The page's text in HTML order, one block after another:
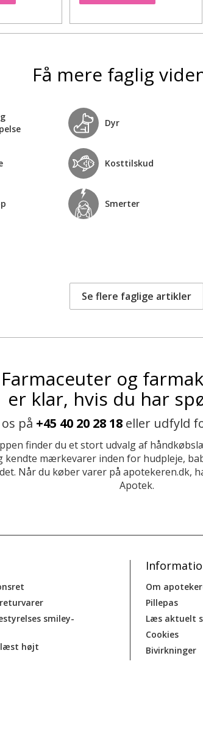
Få mere faglig
Dyr
Kosttilskud
Smerter
Se flere faglige artikler
Farmaceuter og
er klar, hvis du har
på +45 40 20 28 18 eller udfyld
finder du et stort udvalg af
kendte mærkevarer inden for hudpleje,
Når du køber varer på apotekeren.dk,
Apotek.
smiley-
læst højt
Om
Pillepas
Læs aktuelt
Cookies
Bivirkninger